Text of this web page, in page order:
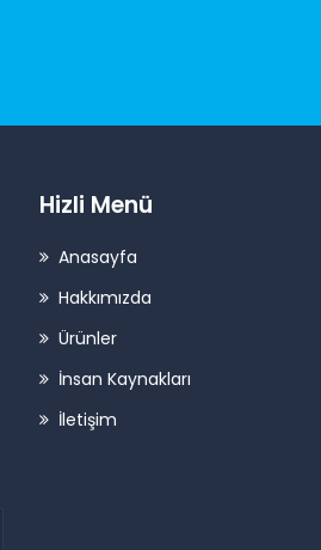
Hizli Menü
Anasayfa
Hakkımızda
Ürünler
İnsan Kaynakları
İletişim